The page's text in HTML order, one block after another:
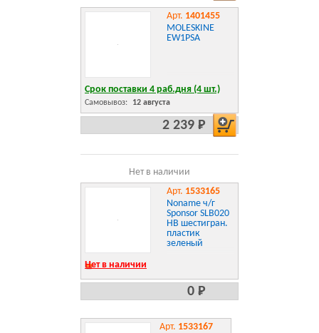
Арт. 1401455
MOLESKINE
EW1PSA
Срок поставки 4 раб.дня (4 шт.)
Самовывоз: 12 августа
2 239 Р
Нет в наличии
Арт. 1533165
Noname ч/г
Sponsor SLB020
HB шестигран.
пластик
зеленый
Нет в наличии
0 Р
Арт. 1533167